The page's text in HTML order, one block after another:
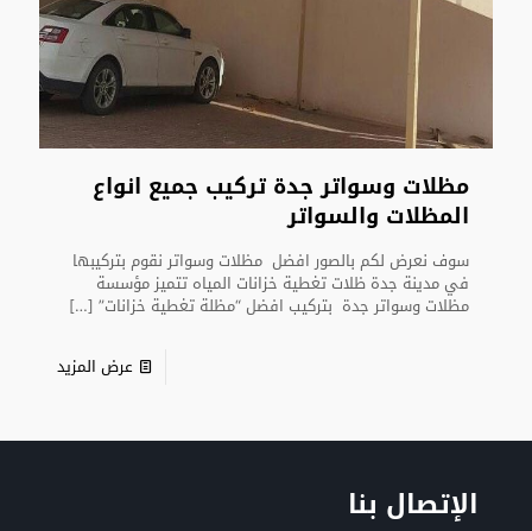
مظلات وسواتر جدة تركيب جميع انواع
المظلات والسواتر
سوف نعرض لكم بالصور افضل مظلات وسواتر نقوم بتركيبها
في مدينة جدة ظلات تغطية خزانات المياه تتميز مؤسسة
مظلات وسواتر جدة بتركيب افضل “مظلة تغطية خزانات” […]
عرض المزيد
الإتصال بنا